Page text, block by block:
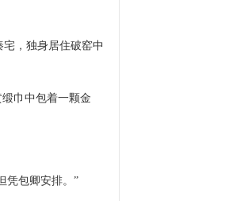
，独身居住破窑中
巾中包着一颗金
凭包卿安排。”